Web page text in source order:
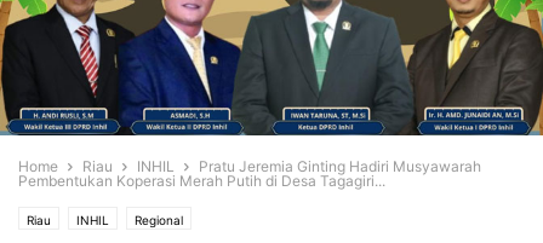
Home Riau INHIL
Pratu Jeremia Ginting Hadiri Musyawarah
Pembentukan Koperasi Merah Putih di Desa Tagagiri...
Riau INHIL Regional